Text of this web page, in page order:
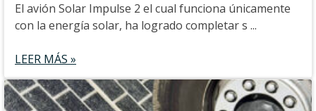
El avión Solar Impulse 2 el cual funciona únicamente
con la energía solar, ha logrado completar s ...
LEER MÁS »